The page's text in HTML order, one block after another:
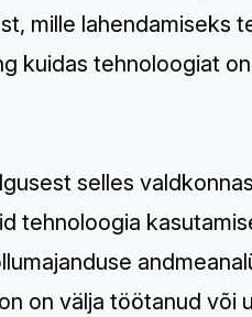
mille lahendamiseks
kuidas tehnoloogiat
selles
tehnoloogia
on välja töötanud või